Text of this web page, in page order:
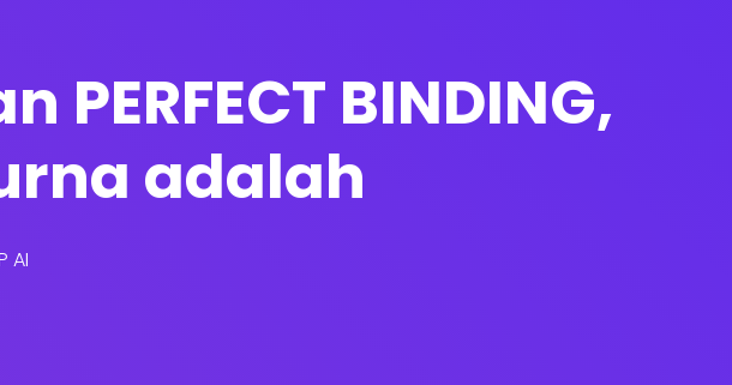
BINDING,
adalah
AI